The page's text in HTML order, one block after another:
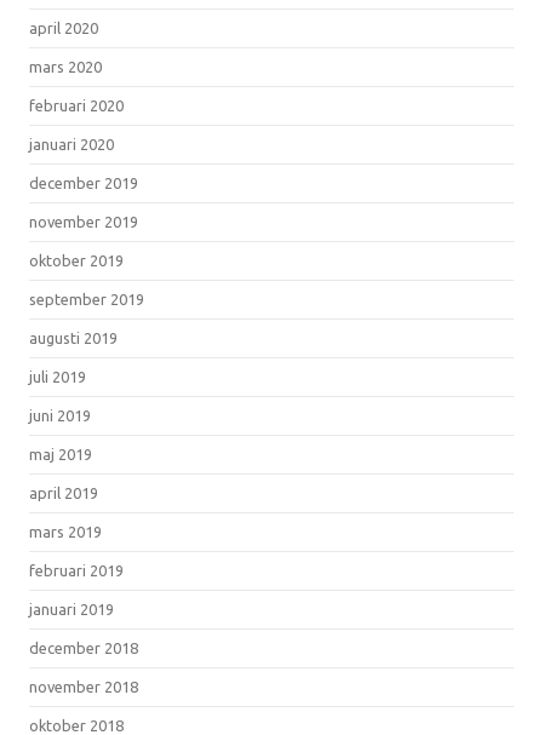
april 2020
mars 2020
februari 2020
januari 2020
december 2019
november 2019
oktober 2019
september 2019
augusti 2019
juli 2019
juni 2019
maj 2019
april 2019
mars 2019
februari 2019
januari 2019
december 2018
november 2018
oktober 2018